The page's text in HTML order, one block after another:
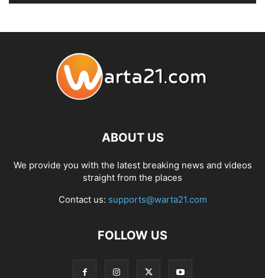
ABOUT US
We provide you with the latest breaking news and videos
straight from the places
Contact us: supports@warta21.com
FOLLOW US